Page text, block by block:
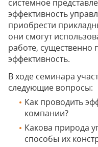
системное
эффективность
приобрести
они смогут
работе,
эффективность.
В ходе семинара
следующие вопросы:
Как проводить
компании?
Какова природа
способы их